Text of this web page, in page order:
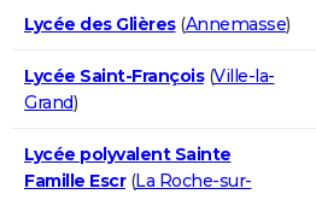
Lycée des Glières(Annemasse)
Lycée Saint-François(Ville-la-
Grand)
Lycée polyvalent Sainte
Famille Escr(La Roche-sur-